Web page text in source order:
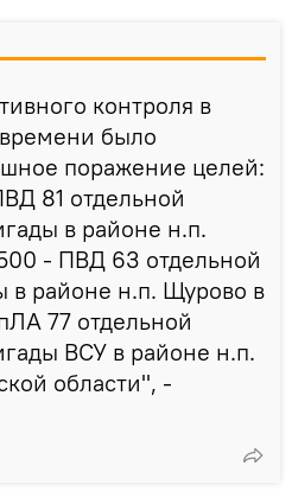
контроля в
было
поражение целей:
81 отдельной
в районе н.п.
- ПВД 63 отдельной
в районе н.п. Щурово в
77 отдельной
ВСУ в районе н.п.
области", -